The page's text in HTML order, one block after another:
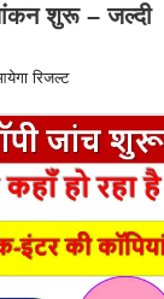
शुरू – जल्दी
रिजल्ट